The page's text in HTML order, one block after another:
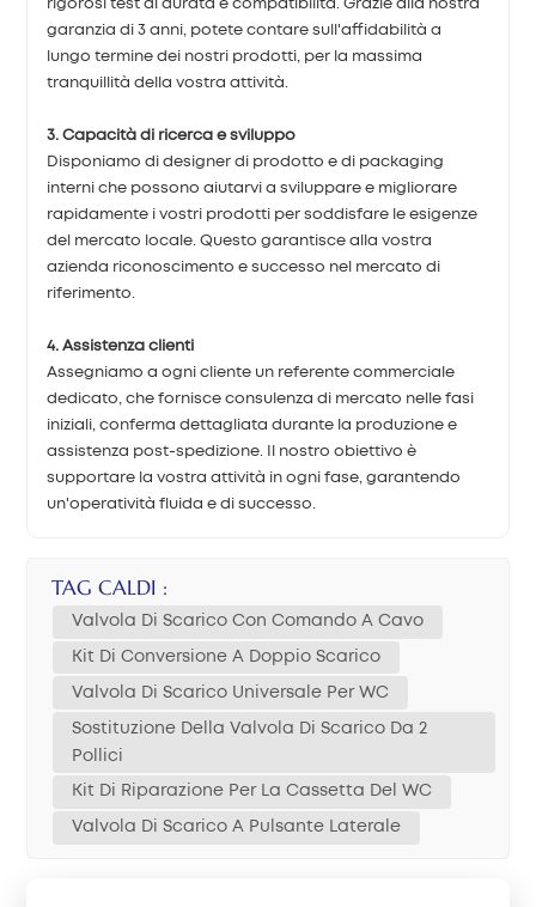
rigorosi test di durata e compatibilità. Grazie alla nostra
garanzia di 3 anni, potete contare sull'affidabilità a
lungo termine dei nostri prodotti, per la massima
tranquillità della vostra attività.
3. Capacità di ricerca e sviluppo
Disponiamo di designer di prodotto e di packaging
interni che possono aiutarvi a sviluppare e migliorare
rapidamente i vostri prodotti per soddisfare le esigenze
del mercato locale. Questo garantisce alla vostra
azienda riconoscimento e successo nel mercato di
riferimento.
4. Assistenza clienti
Assegniamo a ogni cliente un referente commerciale
dedicato, che fornisce consulenza di mercato nelle fasi
iniziali, conferma dettagliata durante la produzione e
assistenza post-spedizione. Il nostro obiettivo è
supportare la vostra attività in ogni fase, garantendo
un'operatività fluida e di successo.
TAG CALDI :
Valvola Di Scarico Con Comando A Cavo
Kit Di Conversione A Doppio Scarico
Valvola Di Scarico Universale Per WC
Sostituzione Della Valvola Di Scarico Da 2
Pollici
Kit Di Riparazione Per La Cassetta Del WC
Valvola Di Scarico A Pulsante Laterale